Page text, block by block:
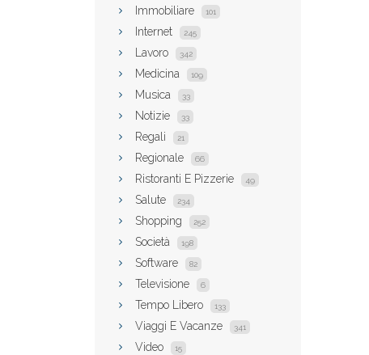
Immobiliare 101
Internet 245
Lavoro 342
Medicina 109
Musica 33
Notizie 33
Regali 21
Regionale 66
Ristoranti E Pizzerie 49
Salute 234
Shopping 252
Società 198
Software 82
Televisione 6
Tempo Libero 133
Viaggi E Vacanze 341
Video 15